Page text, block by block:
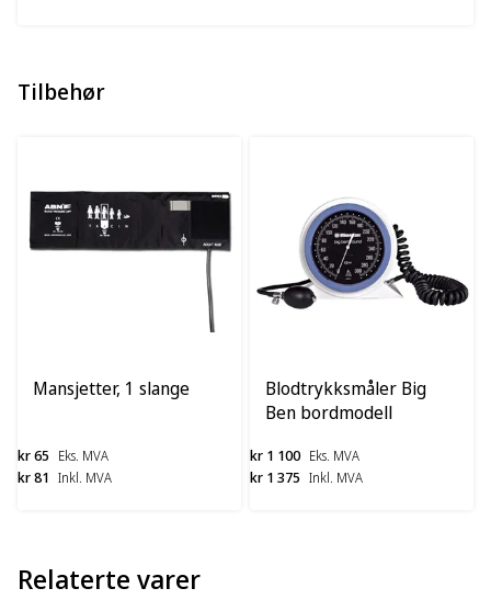
Tilbehør
Mansjetter, 1 slange
kr 65 Eks. MVA
kr 81 Inkl. MVA
Blodtrykksmåler Big
Ben bordmodell
kr 1 100 Eks. MVA
kr 1 375 Inkl. MVA
Relaterte varer